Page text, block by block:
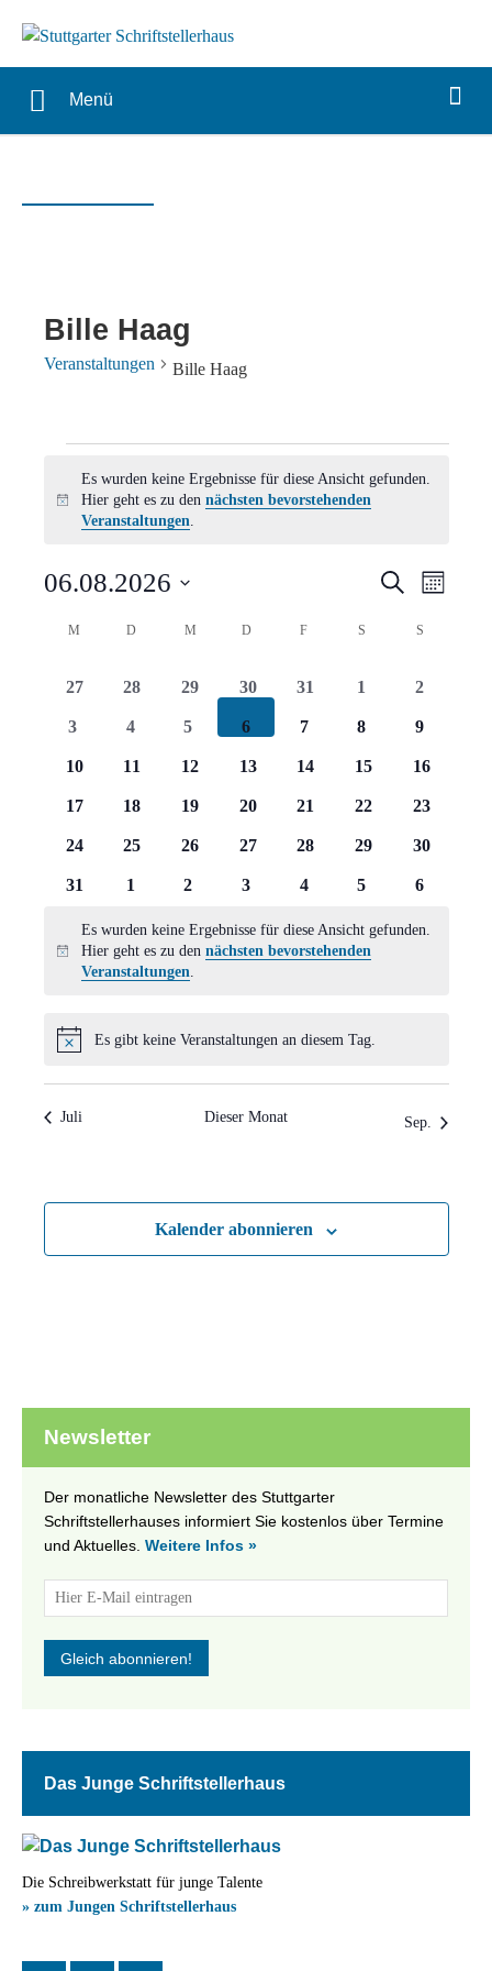
Menü
Bille Haag
Veranstaltungen Bille Haag
Hinweis
Es wurden keine Ergebnisse für diese Ansicht gefunden.
Hier geht es zu den nächsten bevorstehenden
Veranstaltungen.
Suche
SucheMonat
06.08.2026
Kalender
von
Veranstaltungen
M MONTAG
DDIENSTAG
M MITTWOCH
D DONNERSTAG
F FREITAGS SAMSTAG
S
0
27
0
28
0
29
0
30
0
31
0
1
0
2
0
3
0
4
0
5
0
6
0
7
0
8
0
9
0
10
0
11
0
12
0
13
0
14
0
15
0
16
0
17
0
18
0
19
0
20
0
21
0
22
0
23
0
24
0
25
0
26
0
27
0
28
0
29
0
30
0
31
0
1
0
2
0
3
0
4
0
5
0
6
Hinweis
Es wurden keine Ergebnisse für diese Ansicht gefunden.
Hier geht es zu den nächsten bevorstehenden
Veranstaltungen.
Hinweis
Es gibt keine Veranstaltungen an diesem Tag.
Juli Dieser Monat Sep.
Kalender abonnieren
Newsletter
Der monatliche Newsletter des Stuttgarter
Schriftstellerhauses informiert Sie kostenlos über Termine
und Aktuelles. Weitere Infos »
Das Junge Schriftstellerhaus
Die Schreibwerkstatt für junge Talente
» zum Jungen Schriftstellerhaus